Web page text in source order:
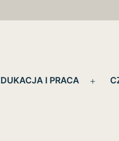
I PRACA
Rozwiń